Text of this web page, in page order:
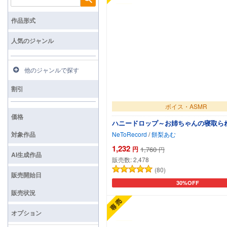
ボイス・ASMR
ハニードロップ～お姉ちゃんの寝取ら
NeToRecord /餅梨あむ
1,232 円 1,760 円
販売数:2,478
(80)
30%OFF
カートに追加
検索
作品形式
人気のジャンル
他のジャンルで探す
割引
価格
対象作品
AI生成作品
販売開始日
販売状況
オプション